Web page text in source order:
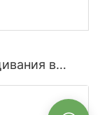
в
| Foshan